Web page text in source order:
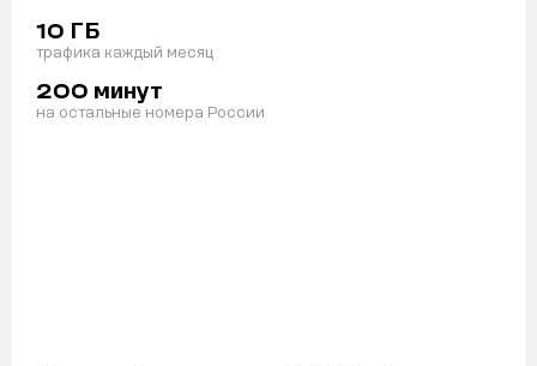
10 ГБ
трафика каждый месяц
200 минут
на остальные номера России